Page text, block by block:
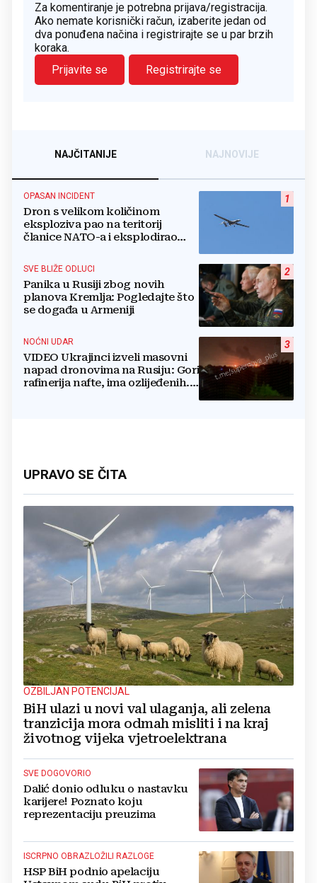
Za komentiranje je potrebna prijava/registracija.
Ako nemate korisnički račun, izaberite jedan od
dva ponuđena načina i registrirajte se u par brzih
koraka.
Prijavite se
Registrirajte se
NAJČITANIJE NAJNOVIJE
1
OPASAN INCIDENT
Dron s velikom količinom
eksploziva pao na teritorij
članice NATO-a i eksplodirao
2
SVE BLIŽE ODLUCI
Panika u Rusiji zbog novih
planova Kremlja: Pogledajte što
se događa u Armeniji
3
NOĆNI UDAR
VIDEO Ukrajinci izveli masovni
napad dronovima na Rusiju: Gori
rafinerija nafte, ima ozlijeđenih.
UPRAVO SE ČITA
OZBILJAN POTENCIJAL
BiH ulazi u novi val ulaganja, ali zelena
tranzicija mora odmah misliti i na kraj
životnog vijeka vjetroelektrana
SVE DOGOVORIO
Dalić donio odluku o nastavku
karijere! Poznato koju
reprezentaciju preuzima
ISCRPNO OBRAZLOŽILI RAZLOGE
HSP BiH podnio apelaciju